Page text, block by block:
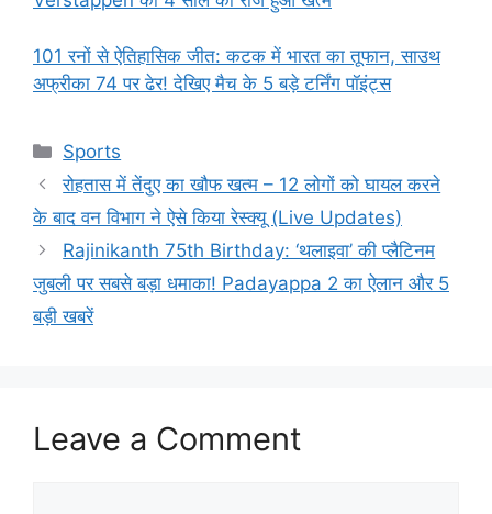
101 रनों से ऐतिहासिक जीत: कटक में भारत का तूफान, साउथ
अफ्रीका 74 पर ढेर! देखिए मैच के 5 बड़े टर्निंग पॉइंट्स
Categories
Sports
रोहतास में तेंदुए का खौफ खत्म – 12 लोगों को घायल करने
के बाद वन विभाग ने ऐसे किया रेस्क्यू (Live Updates)
Rajinikanth 75th Birthday: ‘थलाइवा’ की प्लैटिनम
जुबली पर सबसे बड़ा धमाका! Padayappa 2 का ऐलान और 5
बड़ी खबरें
Leave a Comment